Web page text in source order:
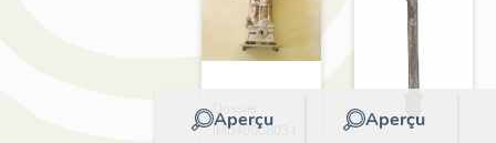
Aperçu
IM04000803 |
Aperçu